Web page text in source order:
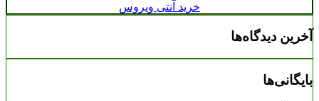
خرید آنتی ویروس
آخرین دیدگاه‌ها
بایگانی‌ها